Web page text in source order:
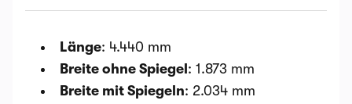
Länge: 4.440 mm
Breite ohne Spiegel : 1.873 mm
Breite mit Spiegeln: 2.034 mm